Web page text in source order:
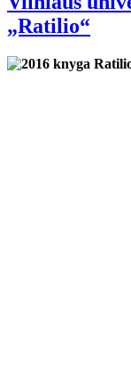
„Ratilio“